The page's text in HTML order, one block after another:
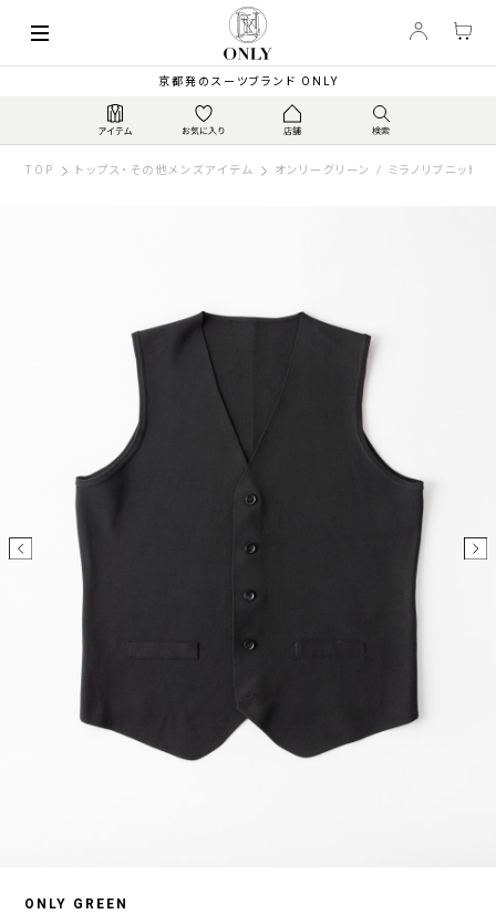
京都発のスーツブランド ONLY
TOP トップス・その他メンズアイテム オンリーグリーン / ミラノリブニット
ONLY GREEN